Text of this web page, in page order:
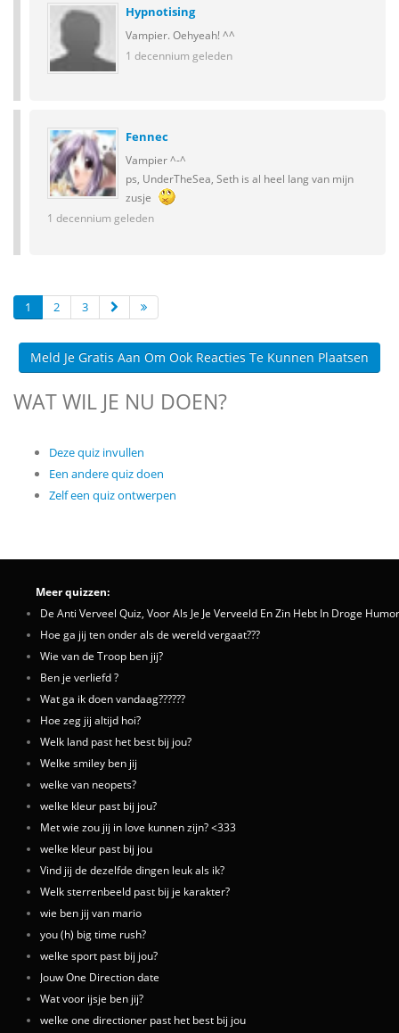
Hypnotising
Vampier. Oehyeah! ^^
1 decennium geleden
Fennec
Vampier ^-^
ps, UnderTheSea, Seth is al heel lang van mijn
zusje
1 decennium geleden
1 2 3
Meld Je Gratis Aan Om Ook Reacties Te Kunnen Plaatsen
WAT WIL JE NU DOEN?
Deze quiz invullen
Een andere quiz doen
Zelf een quiz ontwerpen
Meer quizzen:
De Anti Verveel Quiz, Voor Als Je Je Verveeld En Zin Hebt In Droge Humor
Hoe ga jij ten onder als de wereld vergaat???
Wie van de Troop ben jij?
Ben je verliefd ?
Wat ga ik doen vandaag??????
Hoe zeg jij altijd hoi?
Welk land past het best bij jou?
Welke smiley ben jij
welke van neopets?
welke kleur past bij jou?
Met wie zou jij in love kunnen zijn? <333
welke kleur past bij jou
Vind jij de dezelfde dingen leuk als ik?
Welk sterrenbeeld past bij je karakter?
wie ben jij van mario
you (h) big time rush?
welke sport past bij jou?
Jouw One Direction date
Wat voor ijsje ben jij?
welke one directioner past het best bij jou